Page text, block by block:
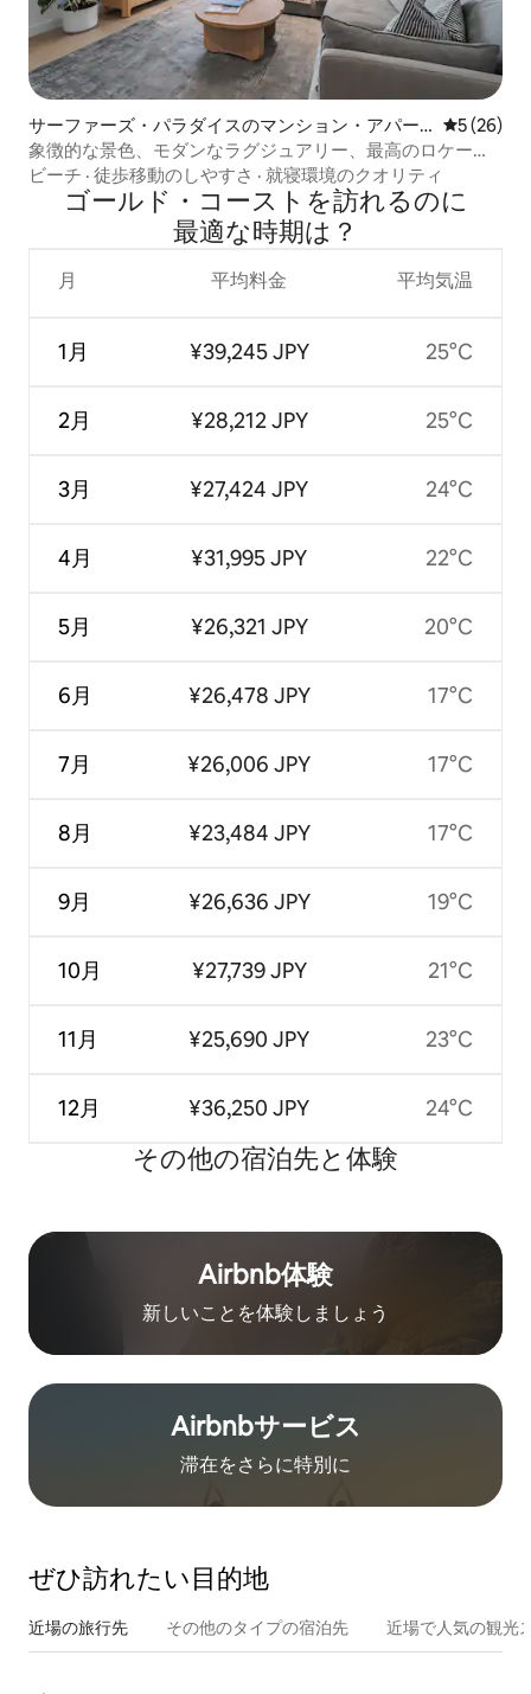
サーファーズ・パラダイスのマンション・アパー
ト
レビュー
5 (26)
象徴的な景色、モダンなラグジュアリー、最高のロケーシ
ョン2ベッドルーム
ビーチ · 徒歩移動のしやすさ · 就寝環境のクオリティ
ゴールド・コーストを訪⁠れ⁠るの⁠に
最⁠適⁠な時⁠期⁠は⁠？
月
1月
2月
3月
4月
5月
6月
7月
8月
9月
10月
11月
12月
平均料金
¥39,245 JPY
¥28,212 JPY
¥27,424 JPY
¥31,995 JPY
¥26,321 JPY
¥26,478 JPY
¥26,006 JPY
¥23,484 JPY
¥26,636 JPY
¥27,739 JPY
¥25,690 JPY
¥36,250 JPY
平均気温
25°C
25°C
24°C
22°C
20°C
17°C
17°C
17°C
19°C
21°C
23°C
24°C
その他の宿⁠泊⁠先と体⁠験
Airbnb体験
新しいことを体験しましょう
Airbnb⁠サ⁠ー⁠ビ⁠ス
滞在をさ⁠ら⁠に特⁠別⁠に
ぜひ訪⁠れ⁠た⁠い目⁠的⁠地
近場の旅行先 その他のタ⁠イ⁠プ⁠の宿⁠泊⁠先 近場で人気の観光